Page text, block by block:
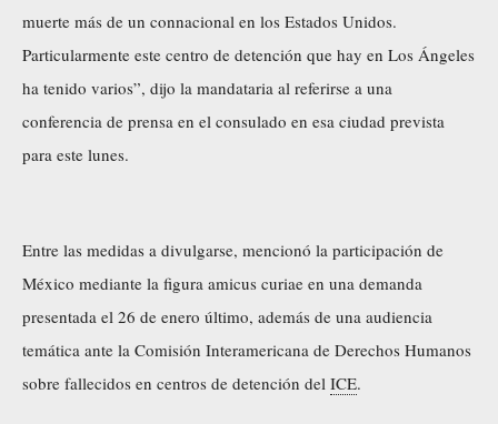
muerte más de un connacional en los Estados Unidos.
Particularmente este centro de detención que hay en Los Ángeles
ha tenido varios”, dijo la mandataria al referirse a una
conferencia de prensa en el consulado en esa ciudad prevista
para este lunes.
Entre las medidas a divulgarse, mencionó la participación de
México mediante la figura amicus curiae en una demanda
presentada el 26 de enero último, además de una audiencia
temática ante la Comisión Interamericana de Derechos Humanos
sobre fallecidos en centros de detención del ICE.